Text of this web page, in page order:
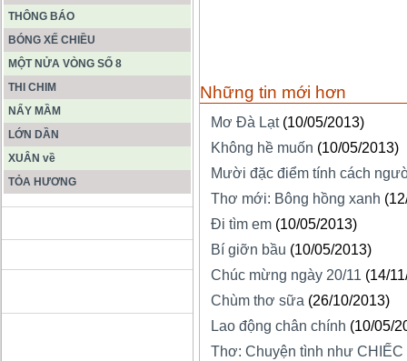
THÔNG BÁO
BÓNG XẾ CHIỀU
MỘT NỬA VÒNG SỐ 8
THI CHIM
NẨY MẦM
LỚN DẦN
XUÂN về
TỎA HƯƠNG
Những tin mới hơn
Mơ Đà Lạt (10/05/2013)
Không hề muốn (10/05/2013)
Mười đặc điểm tính cách
Thơ mới: Bông hồng xanh
Đi tìm em (10/05/2013)
Bí giỡn bầu (10/05/2013)
Chúc mừng ngày 20/11 (14/
Chùm thơ sữa (26/10/2013)
Lao động chân chính (10/05/
Thơ: Chuyện tình như CHIẾC